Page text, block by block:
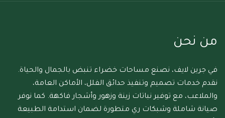
من نحن
في جرين لايف، نصنع مساحات خضراء تنبض بالجمال والحياة.
نقدم خدمات تصميم وتنفيذ حدائق الفلل، الأماكن العامة،
والملاعب، مع توفير نباتات زينة وزهور وأشجار فاكهة. كما نوفر
صيانة شاملة وشبكات ري متطورة لضمان استدامة الطبيعة